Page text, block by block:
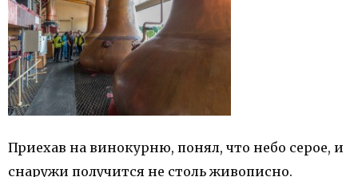
Приехав на винокурню, понял, что небо серое, и
снаружи получится не столь живописно.